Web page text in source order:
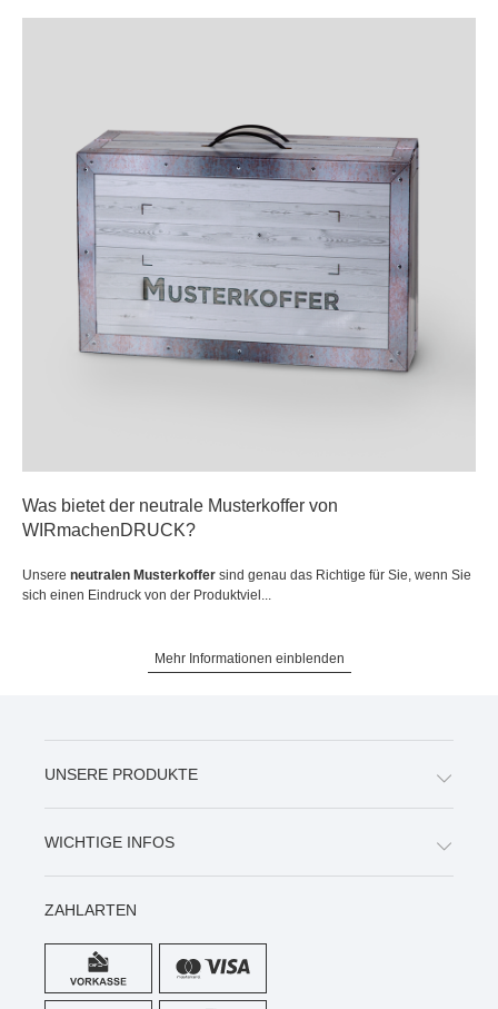
Was bietet der neutrale Musterkoffer von
WIRmachenDRUCK?
Unsere neutralen Musterkoffer sind genau das Richtige für Sie, wenn Sie
sich einen Eindruck von der Produktviel...
Mehr Informationen einblenden
UNSERE PRODUKTE
WICHTIGE INFOS
ZAHLARTEN